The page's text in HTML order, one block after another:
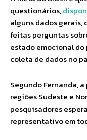
questionários,
alguns dados gerais,
feitas perguntas
estado emocional
coleta de dados no
Segundo Fernanda,
regiões Sudeste e
pesquisadores
representativo em